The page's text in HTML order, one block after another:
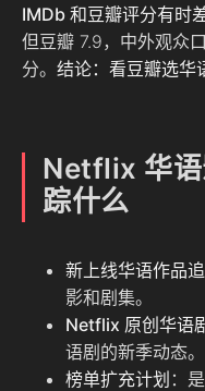
IMDb 和豆瓣评分有时
但豆瓣 7.9，中外观众
分。 结论：看豆瓣选华
Netflix 华语
踪什么
新上线华语作品
影和剧集。
Netflix 原创华语
语剧的新季动态。
榜单扩充计划 ：